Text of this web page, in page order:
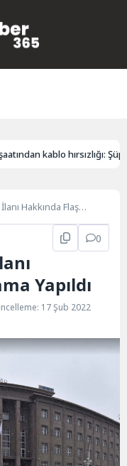
kablo hırsızlığı:
Hakkında Flaş
0
Yapıldı
17 Şub 2022